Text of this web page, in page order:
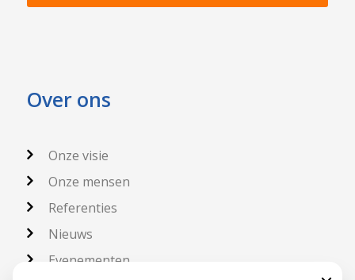
Over ons
Onze visie
Onze mensen
Referenties
Nieuws
Evenementen